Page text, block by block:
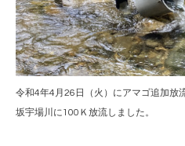
令和4年4月26日（火）にアマゴ追加放
坂宇場川に100Ｋ放流しました。